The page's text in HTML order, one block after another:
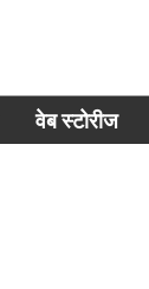
वेब स्टोरीज